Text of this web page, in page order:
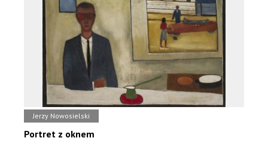
Jerzy Nowosielski
Portret z oknem